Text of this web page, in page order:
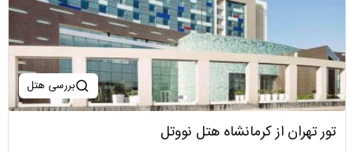
بررسی هتل
تور تهران از کرمانشاه هتل نووتل